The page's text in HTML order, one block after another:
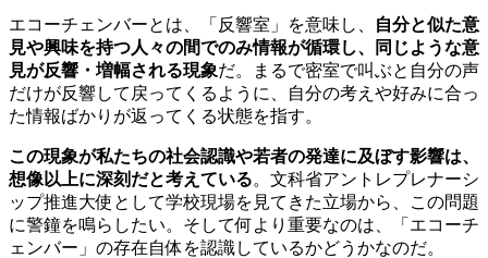
エコーチェンバーとは、「反響室」を意味し、
自分と似た意
見や興味を持つ人々の間でのみ情報が循環し、同じような意
見が反響・増幅される現象だ。まるで密室で叫ぶと自分の声
だけが反響して戻ってくるように、自分の考えや好みに合っ
た情報ばかりが返ってくる状態を指す。
この現象が私たちの社会認識や若者の発達に及ぼす影響は、
想像以上に深刻だと考えている。文科省アントレプレナーシ
ップ推進大使として学校現場を見てきた立場から、この問題
に警鐘を鳴らしたい。そして何より重要なのは、「エコーチ
ェンバー」の存在自体を認識しているかどうかなのだ。